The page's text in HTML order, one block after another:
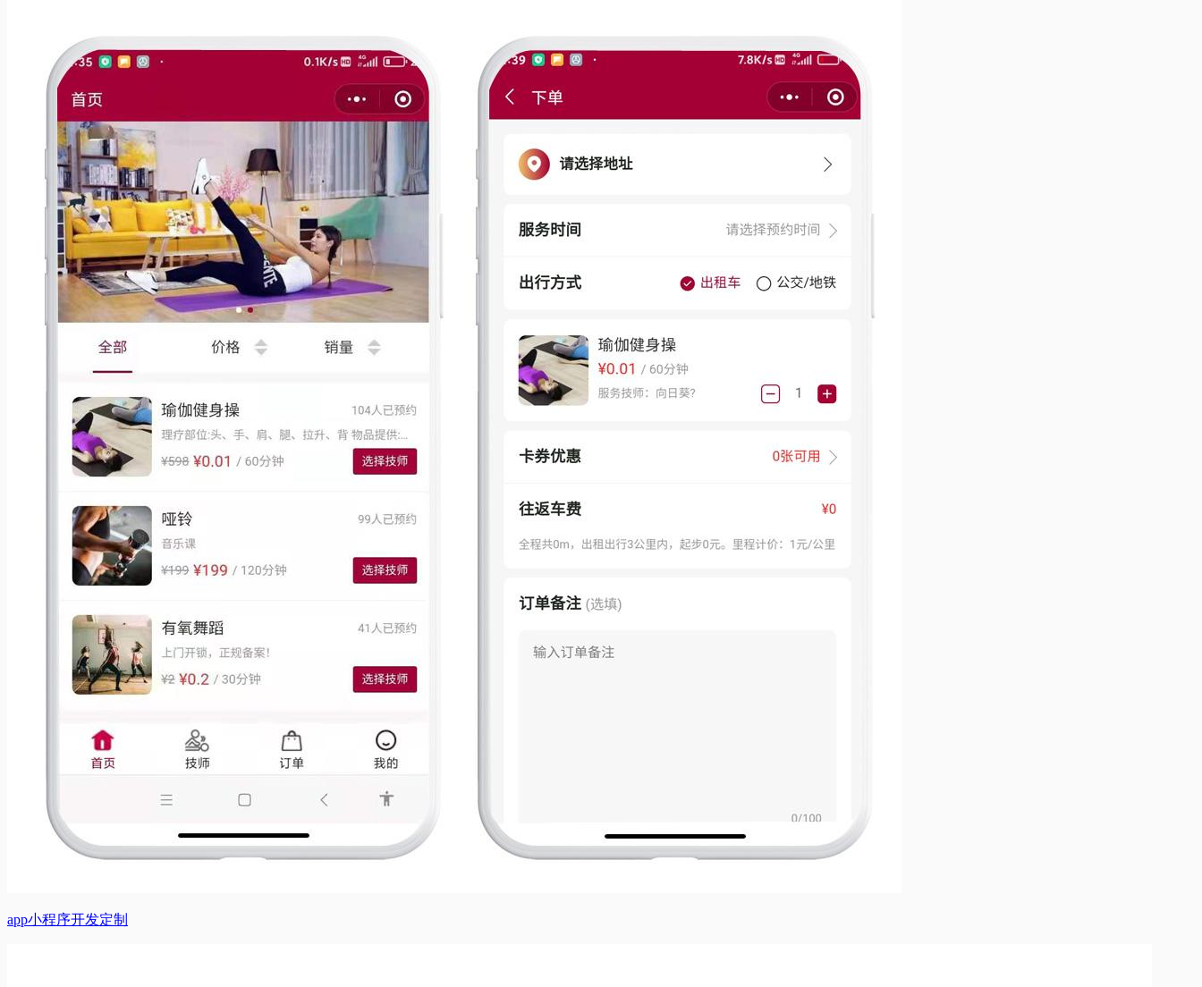
app小程序开发定制